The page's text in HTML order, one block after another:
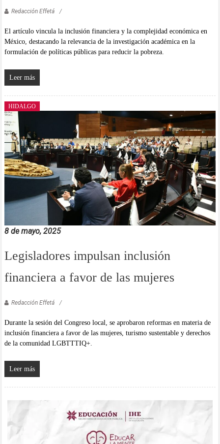
Redacción Effetá
El artículo vincula la inclusión financiera y la complejidad económica en
México, destacando la relevancia de la investigación académica en la
formulación de políticas públicas para reducir la pobreza.
Leer más
HIDALGO
8 de mayo, 2025
Legisladores impulsan inclusión
financiera a favor de las mujeres
Redacción Effetá
Durante la sesión del Congreso local, se aprobaron reformas en materia de
inclusión financiera a favor de las mujeres, turismo sustentable y derechos
de la comunidad LGBTTTIQ+.
Leer más